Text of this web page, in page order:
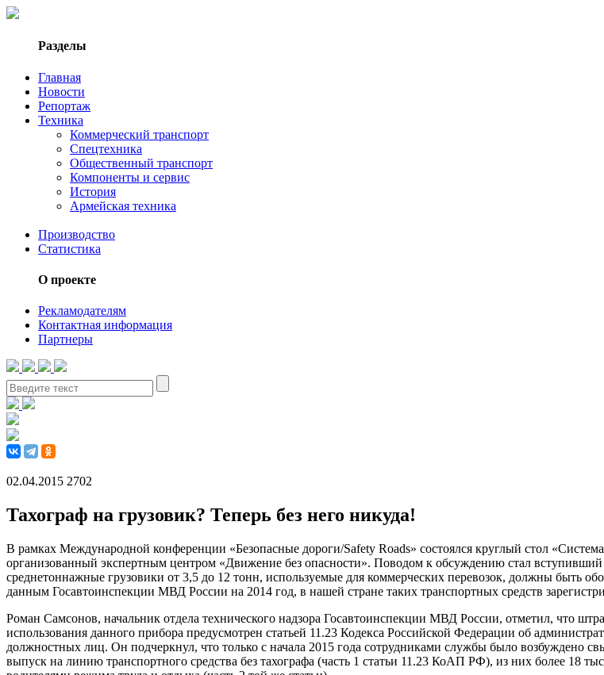
Разделы
Главная
Новости
Репортаж
Техника
Коммерческий транспорт
Спецтехника
Общественный транспорт
Компоненты и сервис
История
Армейская техника
Производство
Статистика
О проекте
Рекламодателям
Контактная информация
Партнеры
02.04.2015 2702
Тахограф на грузовик? Теперь без него никуда!
В рамках Международной конференции «Безопасные дороги/Safety Roads» состоялся круглый стол
организованный экспертным центром «Движение без опасности». Поводом к обсуждению стал вступивший
среднетоннажные грузовики от 3,5 до 12 тонн, используемые для коммерческих перевозок, должны быть
данным Госавтоинспекции МВД России на 2014 год, в нашей стране таких транспортных средств
Роман Самсонов, начальник отдела технического надзора Госавтоинспекции МВД России, отметил, что
использования данного прибора предусмотрен статьей 11.23 Кодекса Российской Федерации об
должностных лиц. Он подчеркнул, что только с начала 2015 года сотрудниками службы было возбуждено
выпуск на линию транспортного средства без тахографа (часть 1 статьи 11.23 КоАП РФ), из них более 18